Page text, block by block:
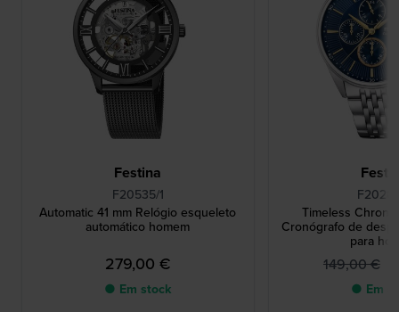
Festina
F20535/1
Automatic 41 mm Relógio esqueleto
automático homem
279,00 €
● Em stock
Timeless
Cronógrafo de
para
149,00 €
● Em